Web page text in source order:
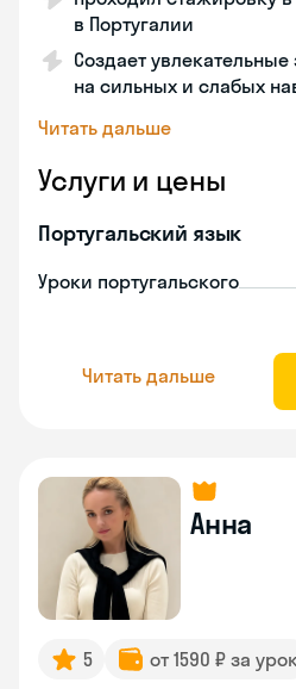
в Португалии
Создает
на сильных и слабых
Читать дальше
Услуги и цены
Португальский язык
Уроки португальского
Читать дальше
Анна
5 от 1590 ₽ за